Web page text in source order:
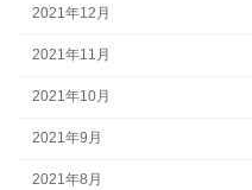
2021年12月
2021年11月
2021年10月
2021年9月
2021年8月